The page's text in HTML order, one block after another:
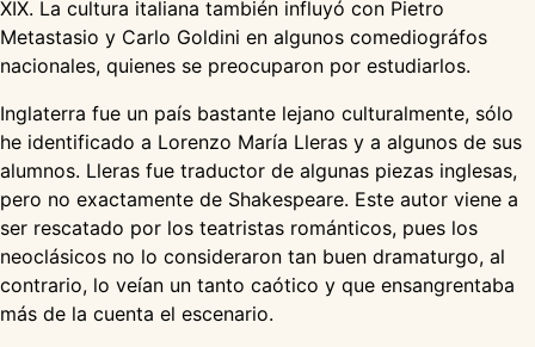
XIX. La cultura italiana también influyó con Pietro
Metastasio y Carlo Goldini en algunos comediográfos
nacionales, quienes se preocuparon por estudiarlos.
Inglaterra fue un país bastante lejano culturalmente, sólo
he identificado a Lorenzo María Lleras y a algunos de sus
alumnos. Lleras fue traductor de algunas piezas inglesas,
pero no exactamente de Shakespeare. Este autor viene a
ser rescatado por los teatristas románticos, pues los
neoclásicos no lo consideraron tan buen dramaturgo, al
contrario, lo veían un tanto caótico y que ensangrentaba
más de la cuenta el escenario.